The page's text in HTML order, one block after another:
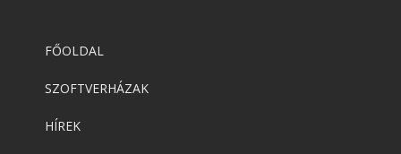
FŐOLDAL
SZOFTVERHÁZAK
HÍREK